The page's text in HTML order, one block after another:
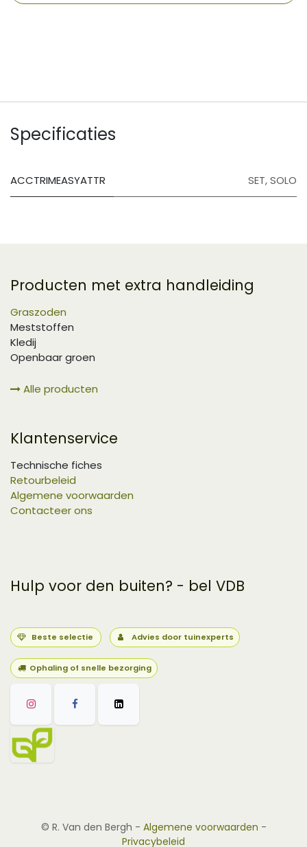
Specificaties
ACCTRIMEASYATTR SET,SOLO
Producten met extra handleiding
Graszoden
Meststoffen
Kledij
Openbaar groen
Alle producten
Klantenservice
Technische fiches
Retourbeleid
Algemene voorwaarden
Contacteer ons
Hulp voor den buiten? - bel VDB
Beste selectie Advies door tuinexperts
Ophaling of snelle bezorging
© R. Van den Bergh - Algemene voorwaarden -
Privacybeleid